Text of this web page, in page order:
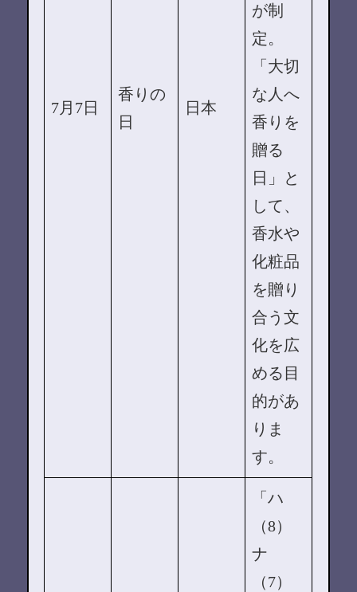
7月7日
香りの
日
日本
が制
定。
「大切
な人へ
香りを
贈る
日」と
して、
香水や
化粧品
を贈り
合う文
化を広
める目
的があ
りま
す。
「ハ
（8）
ナ
（7）